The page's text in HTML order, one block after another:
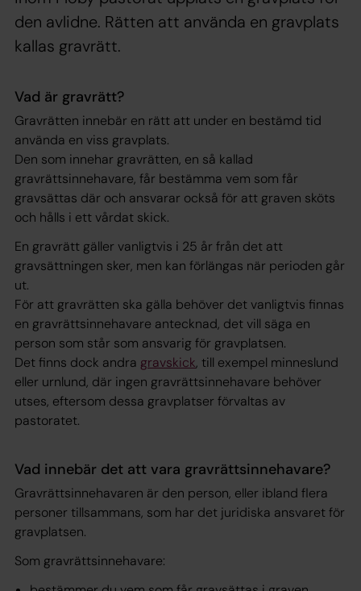
den avlidne. Rätten att använda en gravplats
kallas gravrätt.
Vad är gravrätt?
Gravrätten innebär en rätt att under en bestämd tid
använda en viss gravplats.
Den som innehar gravrätten, en så kallad
gravrättsinnehavare, får bestämma vem som får
gravsättas där och ansvarar också för att graven sköts
och hålls i ett vårdat skick.
En gravrätt gäller vanligtvis i 25 år från det att
gravsättningen sker, men kan förlängas när perioden går
ut.
För att gravrätten ska gälla behöver det vanligtvis finnas
en gravrättsinnehavare antecknad, det vill säga en
person som står som ansvarig för gravplatsen.
Det finns dock andra gravskick, till exempel minneslund
eller urnlund, där ingen gravrättsinnehavare behöver
utses, eftersom dessa gravplatser förvaltas av
pastoratet.
Vad innebär det att vara gravrättsinnehavare?
Gravrättsinnehavaren är den person, eller ibland flera
personer tillsammans, som har det juridiska ansvaret för
gravplatsen.
Som gravrättsinnehavare: